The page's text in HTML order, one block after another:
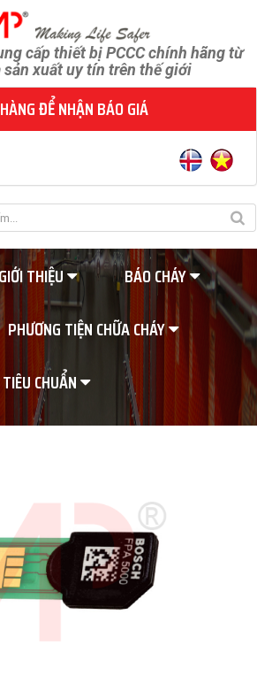
cấp thiết bị PCCC chính hãng từ
sản xuất uy tín trên thế giới
ĐỂ NHẬN BÁO GIÁ
GIỚI THIỆU
BÁO CHÁY
PHƯƠNG TIỆN CHỮA CHÁY
TIÊU CHUẨN